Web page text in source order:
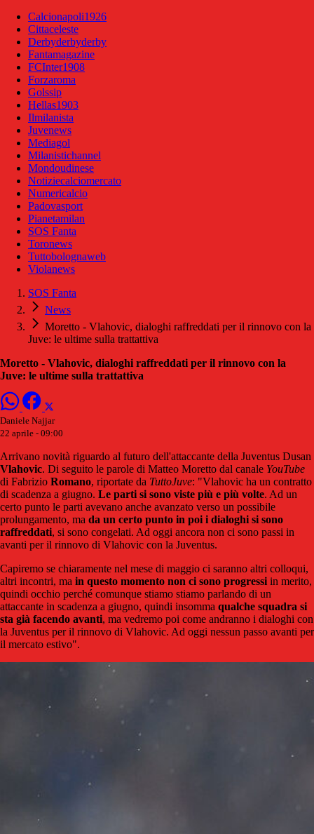
Calcionapoli1926
Cittaceleste
Derbyderbyderby
Fantamagazine
FCInter1908
Forzaroma
Golssip
Hellas1903
Ilmilanista
Juvenews
Mediagol
Milanistichannel
Mondoudinese
Notiziecalciomercato
Numericalcio
Padovasport
Pianetamilan
SOS Fanta
Toronews
Tuttobolognaweb
Violanews
SOS Fanta
News
Moretto - Vlahovic, dialoghi raffreddati per il rinnovo con la
Juve: le ultime sulla trattattiva
Moretto - Vlahovic, dialoghi raffreddati per il rinnovo con la
Juve: le ultime sulla trattattiva
Daniele Najjar
22 aprile - 09:00
Arrivano novità riguardo al futuro dell'attaccante della Juventus Dusan
Vlahovic. Di seguito le parole di Matteo Moretto dal canale YouTube
di Fabrizio Romano, riportate da TuttoJuve: "Vlahovic ha un contratto
di scadenza a giugno. Le parti si sono viste più e più volte. Ad un
certo punto le parti avevano anche avanzato verso un possibile
prolungamento, ma da un certo punto in poi i dialoghi si sono
raffreddati, si sono congelati. Ad oggi ancora non ci sono passi in
avanti per il rinnovo di Vlahovic con la Juventus.
Capiremo se chiaramente nel mese di maggio ci saranno altri colloqui,
altri incontri, ma in questo momento non ci sono progressi in merito,
quindi occhio perché comunque stiamo stiamo parlando di un
attaccante in scadenza a giugno, quindi insomma qualche squadra si
sta già facendo avanti, ma vedremo poi come andranno i dialoghi con
la Juventus per il rinnovo di Vlahovic. Ad oggi nessun passo avanti per
il mercato estivo".